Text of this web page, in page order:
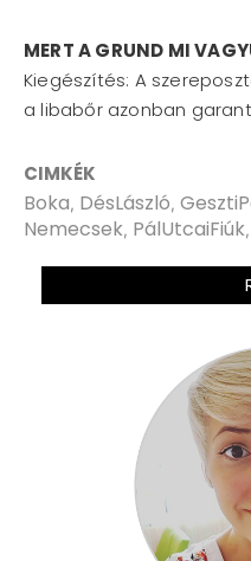
MERT A GRUND MI
Kiegészítés: A
a libabőr azonban
CIMKÉK
Boka, DésLászló,
Nemecsek, PálUtcaiFiúk,